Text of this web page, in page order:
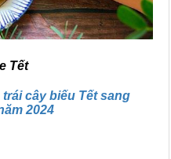
Tết
trái cây biếu Tết sang
2024